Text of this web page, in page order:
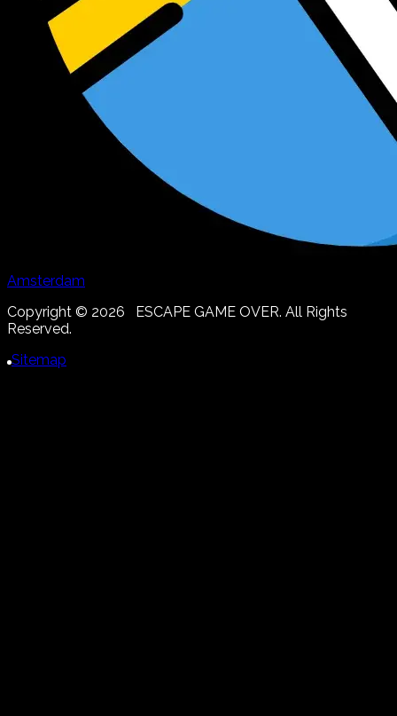
Amsterdam
Copyright © 2026 ESCAPE GAME OVER. All Rights
Reserved.
Sitemap